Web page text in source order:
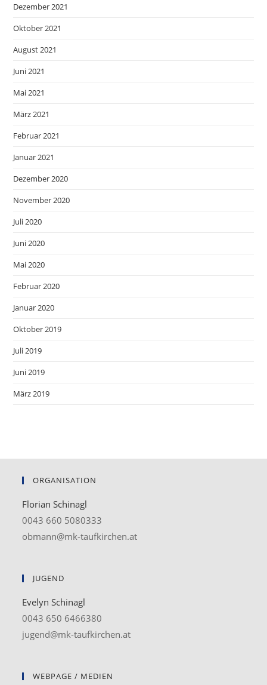
Dezember 2021
Oktober 2021
August 2021
Juni 2021
Mai 2021
März 2021
Februar 2021
Januar 2021
Dezember 2020
November 2020
Juli 2020
Juni 2020
Mai 2020
Februar 2020
Januar 2020
Oktober 2019
Juli 2019
Juni 2019
März 2019
ORGANISATION
Florian Schinagl
0043 660 5080333
obmann@mk-taufkirchen.at
JUGEND
Evelyn Schinagl
0043 650 6466380
jugend@mk-taufkirchen.at
WEBPAGE / MEDIEN